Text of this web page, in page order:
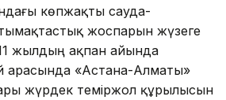
көпжақты сауда-
жоспарын жүзеге
жылдың ақпан айында
арасында «Астана-Алматы»
жүрдек теміржол құрылысын